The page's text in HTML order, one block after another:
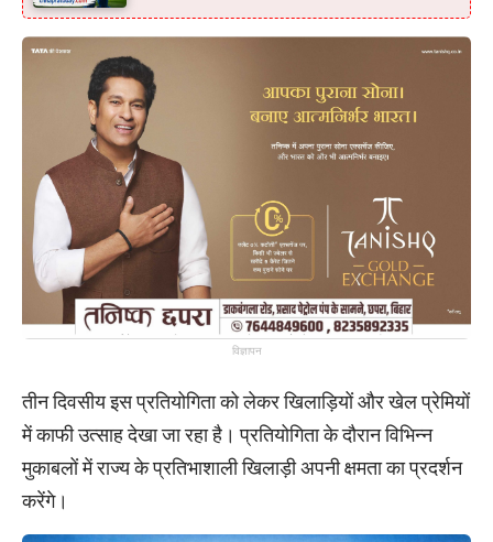
विज्ञापन
तीन दिवसीय इस प्रतियोगिता को लेकर खिलाड़ियों और खेल प्रेमियों
में काफी उत्साह देखा जा रहा है। प्रतियोगिता के दौरान विभिन्न
मुकाबलों में राज्य के प्रतिभाशाली खिलाड़ी अपनी क्षमता का प्रदर्शन
करेंगे।